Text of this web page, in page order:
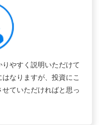
やすく説明いただけて
なりますが、投資にこ
ていただければと思っ